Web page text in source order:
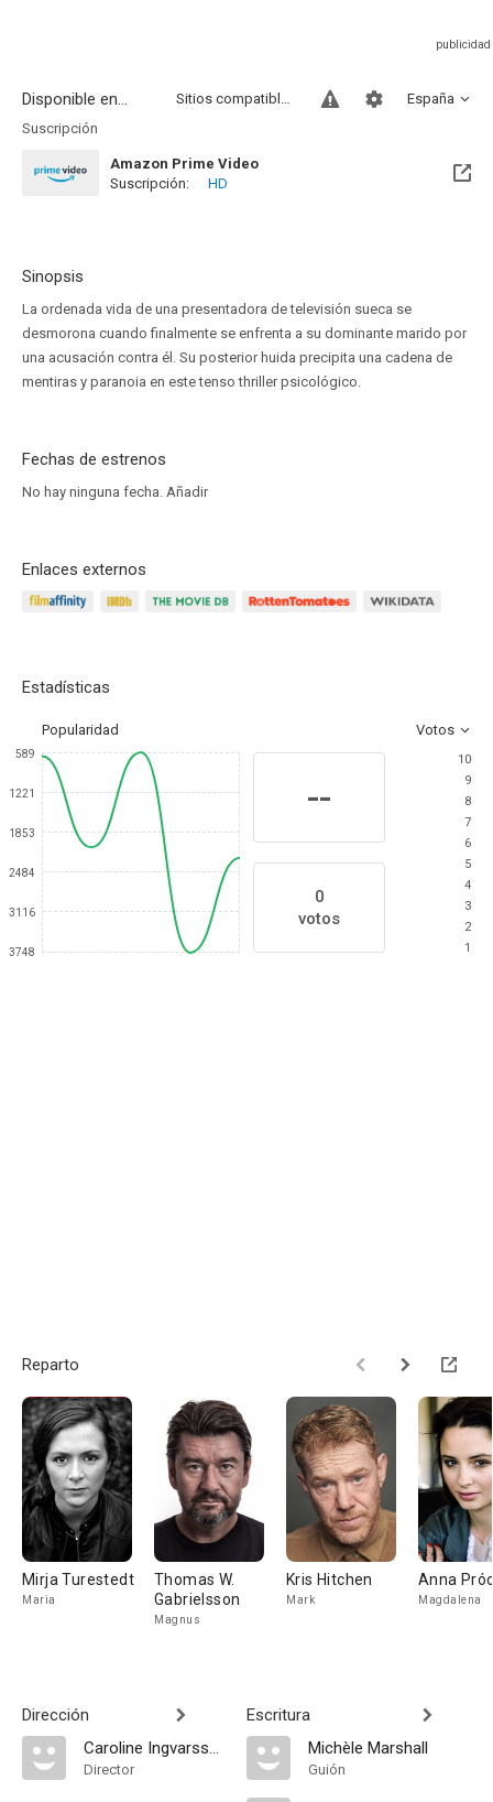
Disponible en... España
Sitios compatibles
Suscripción
Amazon Prime Video
Suscripción:
HD
Sinopsis
La ordenada vida de una presentadora de televisión sueca se
desmorona cuando finalmente se enfrenta a su dominante marido por
una acusación contra él. Su posterior huida precipita una cadena de
mentiras y paranoia en este tenso thriller psicológico.
Fechas de estrenos
No hay ninguna fecha. Añadir
Enlaces externos
Estadísticas
Popularidad Votos
589
1221
1853
2484
3116
3748
--
0
votos
10
9
8
7
6
5
4
3
2
1
Reparto
Mirja Turestedt
Maria
Thomas W.
Gabrielsson
Magnus
Kris Hitchen
Mark
Anna
Magdalena
Dirección
Caroline Ingvarsson
Director
Escritura
Michèle Marshall
Guión